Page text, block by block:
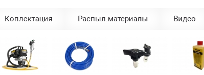
Коплектация Распыл.материалы Видео